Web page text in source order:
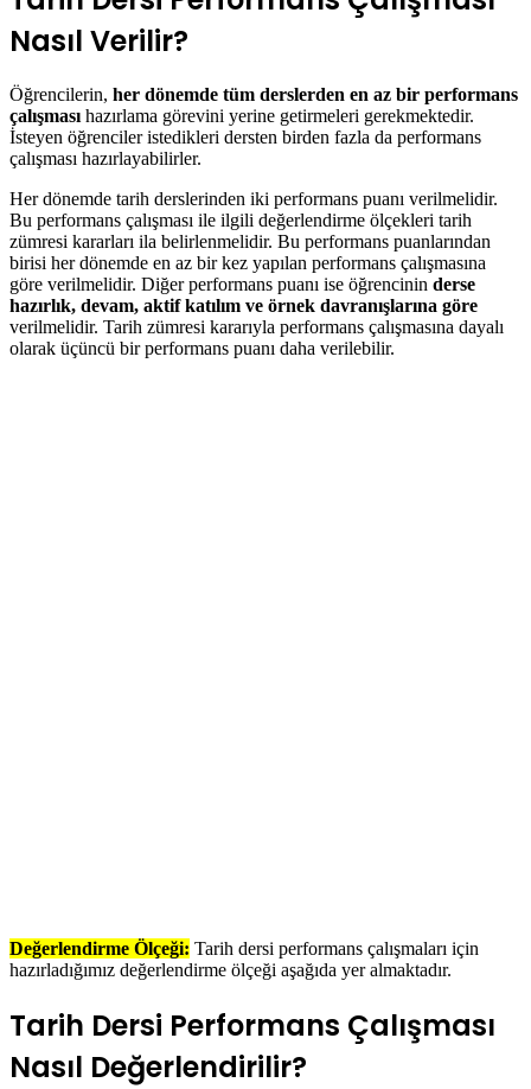
Nasıl Verilir?
Öğrencilerin, her dönemde tüm derslerden en az bir performans
çalışmasıhazırlama görevini yerine getirmeleri gerekmektedir.
İsteyen öğrenciler istedikleri dersten birden fazla da performans
çalışması hazırlayabilirler.
Her dönemde tarih derslerinden iki performans puanı verilmelidir.
Bu performans çalışması ile ilgili değerlendirme ölçekleri tarih
zümresi kararları ila belirlenmelidir. Bu performans puanlarından
birisi her dönemde en az bir kez yapılan performans çalışmasına
göre verilmelidir. Diğer performans puanı ise öğrencinin derse
hazırlık, devam, aktif katılım ve örnek davranışlarına göre
verilmelidir. Tarih zümresi kararıyla performans çalışmasına dayalı
olarak üçüncü bir performans puanı daha verilebilir.
Değerlendirme Ölçeği: Tarih dersi performans çalışmaları için
hazırladığımız değerlendirme ölçeği aşağıda yer almaktadır.
Tarih Dersi Performans Çalışması
Nasıl Değerlendirilir?